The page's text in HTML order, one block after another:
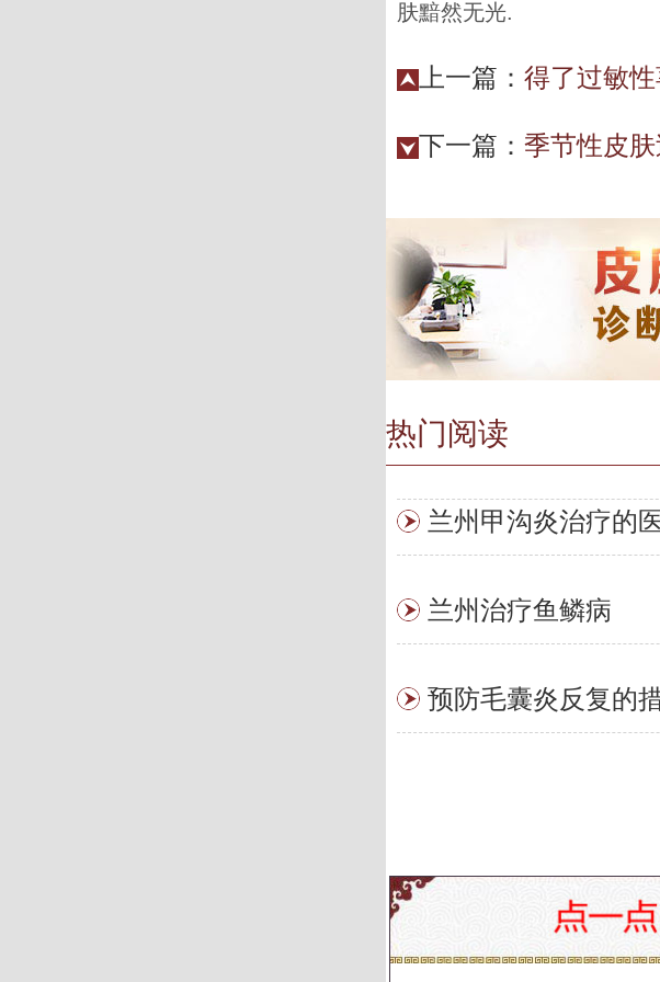
肤黯然无光.
上一篇： 得了过敏
下一篇： 季节性皮
热门阅读
兰州甲沟炎治疗的
兰州治疗鱼鳞病
预防毛囊炎反复的